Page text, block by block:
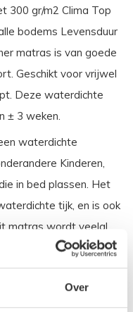
Over
300 gr/m2 Clima Top
bodems Levensduur
matras is van goede
Geschikt voor vrijwel
Deze waterdichte
± 3 weken.
waterdichte
Kinderen,
in bed plassen. Het
tijk, en is ook
matras wordt veelal
waterdichte
Vloeistofdicht